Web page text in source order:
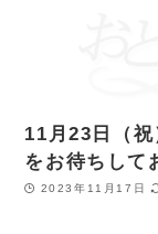
11月23日（
をお待ちして
2023年11月17日